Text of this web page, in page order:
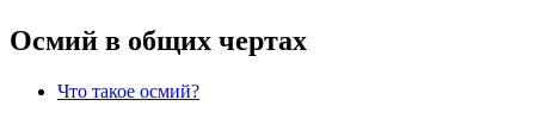
Осмий в общих чертах
Что такое осмий?